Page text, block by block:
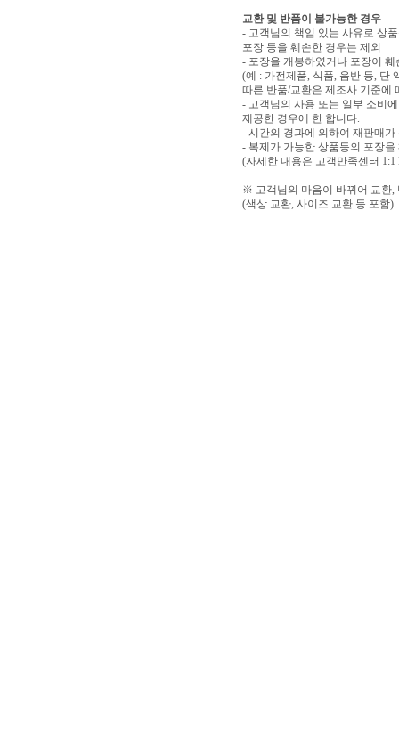
교환 및 반품이 불가능한 경우
- 고객님의 책임 있는 사유로 상
포장 등을 훼손한 경우는 제외
- 포장을 개봉하였거나 포장이
(예 : 가전제품, 식품, 음반 등, 단
따른 반품/교환은 제조사 기준에
- 고객님의 사용 또는 일부 소비
제공한 경우에 한 합니다.
- 시간의 경과에 의하여 재판매
- 복제가 가능한 상품등의 포장을
(자세한 내용은 고객만족센터
※ 고객님의 마음이 바뀌어 교환,
(색상 교환, 사이즈 교환 등 포함)